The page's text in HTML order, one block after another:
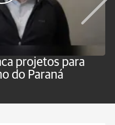
projetos para
do Paraná